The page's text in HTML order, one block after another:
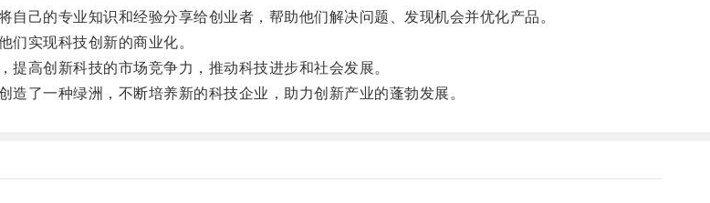
的专业知识和经验分享给创业者，帮助他们解决问题、发现机会并优化产品。
实现科技创新的商业化。
高创新科技的市场竞争力，推动科技进步和社会发展。
了一种绿洲，不断培养新的科技企业，助力创新产业的蓬勃发展。